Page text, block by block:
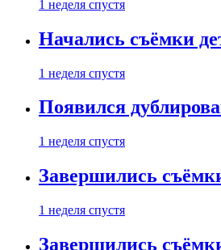
1 неделя спустя
Начались съёмки
1 неделя спустя
Появился
1 неделя спустя
Завершились
1 неделя спустя
Завершились